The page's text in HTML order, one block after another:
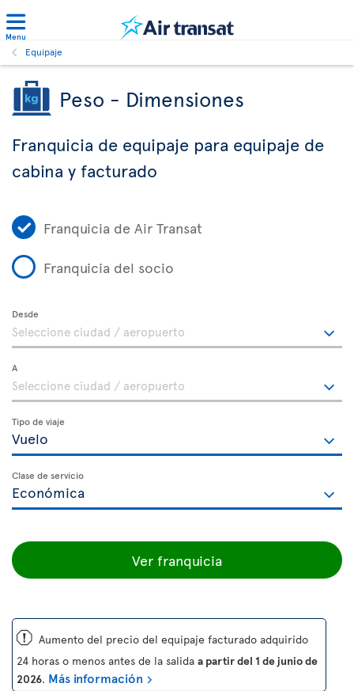
Menu
Equipaje
Peso - Dimensiones
Franquicia de equipaje para equipaje de
cabina y facturado
Franquicia de Air Transat
Franquicia del socio
Desde
A
Tipo de viaje
Clase de servicio
Ver franquicia
ü Aumento del precio del equipaje facturado adquirido
24 horas o menos antes de la salida a partir del 1 de junio de
2026. Más información